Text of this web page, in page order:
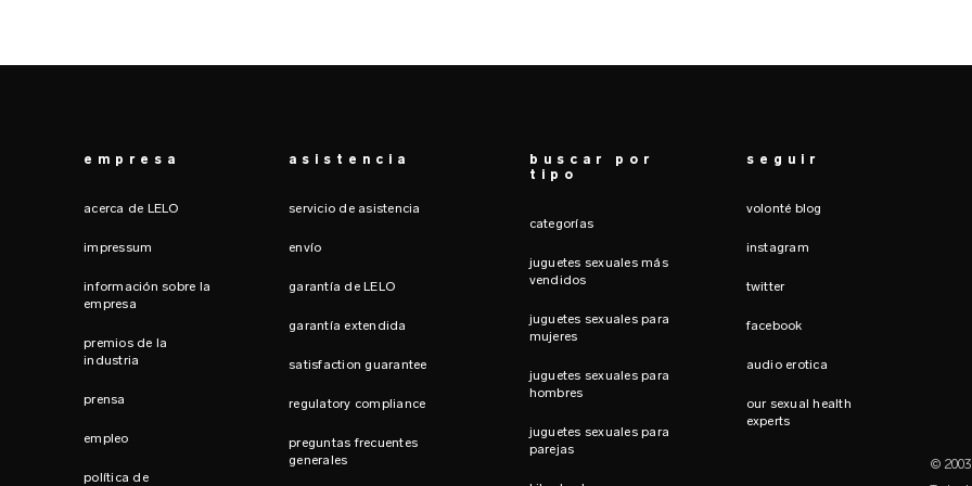
empresa
acerca de LELO
impressum
información sobre la
empresa
premios de la
industria
prensa
empleo
política de
asistencia
servicio de asistencia
envío
garantía de LELO
garantía extendida
satisfaction guarantee
regulatory compliance
preguntas frecuentes
generales
buscar por
tipo
categorías
juguetes sexuales más
vendidos
juguetes sexuales para
mujeres
juguetes sexuales para
hombres
juguetes sexuales para
parejas
seguir
volonté blog
instagram
twitter
facebook
audio erotica
our sexual health
experts
©